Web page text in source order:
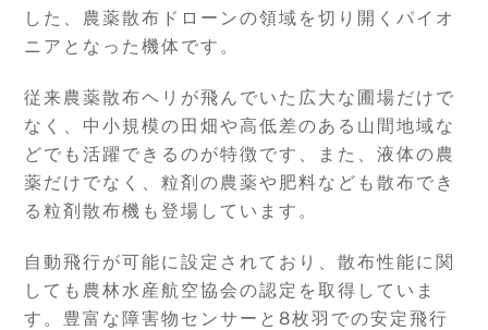
した、農薬散布ドローンの領域を切り開くパイオ
ニアとなった機体です。
従来農薬散布ヘリが飛んでいた広大な圃場だけで
なく、中小規模の田畑や高低差のある山間地域な
どでも活躍できるのが特徴です、また、液体の農
薬だけでなく、粒剤の農薬や肥料なども散布でき
る粒剤散布機も登場しています。
自動飛行が可能に設定されており、散布性能に関
しても農林水産航空協会の認定を取得していま
す。豊富な障害物センサーと8枚羽での安定飛行